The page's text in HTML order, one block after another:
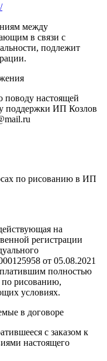
между
в связи с
подлежит
поводу настоящей
поддержки ИП Козлов
по рисованию в ИП
на
регистрации
от 05.08.2021
полностью
по рисованию,
условиях.
в договоре
с заказом к
настоящего